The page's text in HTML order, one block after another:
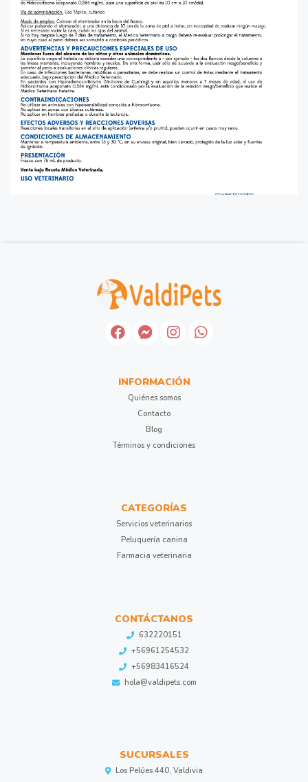
INFORMACIÓN
Quiénes somos
Contacto
Blog
Términos y condiciones
CATEGORÍAS
Servicios veterinarios
Peluquería canina
Farmacia veterinaria
CONTÁCTANOS
632220151
+56961254532
+56983416524
hola@valdipets.com
SUCURSALES
Los Pelúes 440, Valdivia